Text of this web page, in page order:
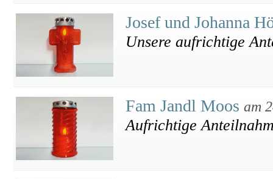
Josef und Johanna
Unsere aufrichtige
Fam Jandl Moos am
Aufrichtige